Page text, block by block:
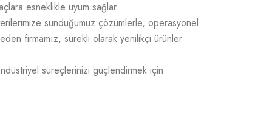
esneklikle uyum sağlar.
sunduğumuz çözümlerle, operasyonel
firmamız, sürekli olarak yenilikçi ürünler
süreçlerinizi güçlendirmek için